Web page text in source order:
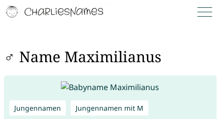
♂ Name Maximilianus
Jungennamen Jungennamen mit M